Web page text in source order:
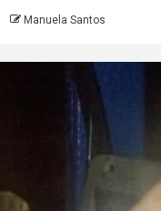
Manuela Santos